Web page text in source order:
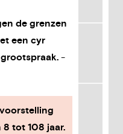
de grenzen
een cyr
-
tot 108 jaar.